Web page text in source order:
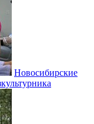
Новосибирские